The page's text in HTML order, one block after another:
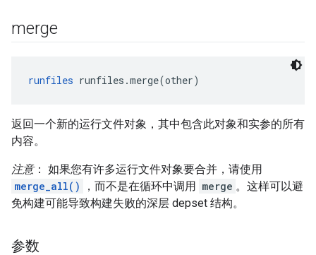
merge
runfiles runfiles.merge(other)
返回一个新的运行文件对象，其中包含此对象和实参的所有
内容。
注意： 如果您有许多运行文件对象要合并，请使用
merge_all()
，而不是在循环中调用 merge 。这样可以避
免构建可能导致构建失败的深层 depset 结构。
参数